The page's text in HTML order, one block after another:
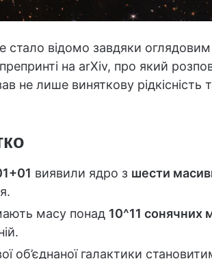
стало відомо завдяки
на arXiv, про який
не лише виняткову рідкісність
виявили ядро з шести
масу понад 10^11 сонячних
об’єднаної галактики